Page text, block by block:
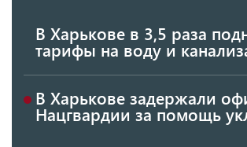
В Харькове в 3,5 раза
тарифы на воду и
В Харькове задержали
Нацгвардии за помощь